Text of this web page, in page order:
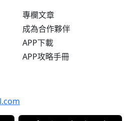
專欄文章
成為合作夥伴
APP下載
APP攻略手冊